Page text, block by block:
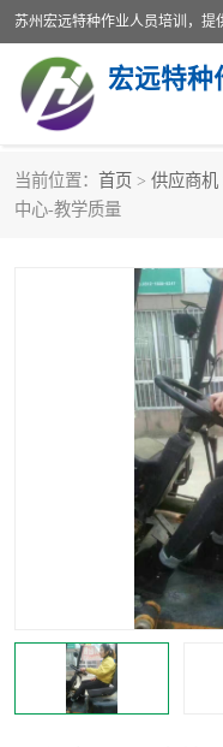
当前位置： 首页 > 供应商机
中心-教学质量
叉车培训
叉车上牌出租
叉车工培训学校
学叉车培训技巧
叉车培训中心
叉车司机培训
行车起重机培训